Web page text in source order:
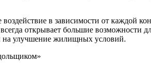
воздействие в зависимости от
открывает большие
на улучшение жилищных условий.